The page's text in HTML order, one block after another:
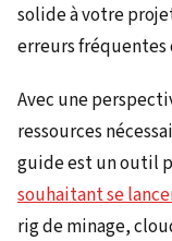
solide à votre
erreurs
Avec une
ressources
guide est un outil
souhaitant se
rig de minage,